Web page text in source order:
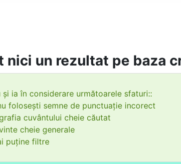
nici un rezultat pe baza
și ia în considerare următoarele sfaturi::
folosești semne de punctuație incorect
cuvântului cheie căutat
cheie generale
puține filtre